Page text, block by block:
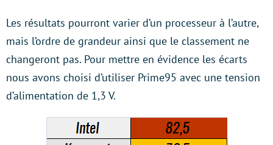
Les résultats pourront varier d’un processeur à l’autre,
mais l’ordre de grandeur ainsi que le classement ne
changeront pas. Pour mettre en évidence les écarts
nous avons choisi d’utiliser Prime95 avec une tension
d’alimentation de 1,3 V.